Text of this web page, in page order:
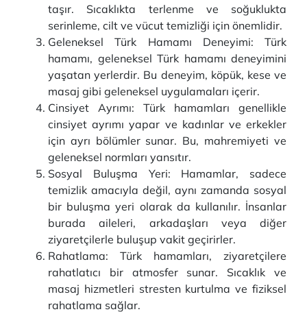
taşır. Sıcaklıkta terlenme ve soğuklukta
serinleme, cilt ve vücut temizliği için önemlidir.
Geleneksel Türk Hamamı Deneyimi: Türk
hamamı, geleneksel Türk hamamı deneyimini
yaşatan yerlerdir. Bu deneyim, köpük, kese ve
masaj gibi geleneksel uygulamaları içerir.
Cinsiyet Ayrımı: Türk hamamları genellikle
cinsiyet ayrımı yapar ve kadınlar ve erkekler
için ayrı bölümler sunar. Bu, mahremiyeti ve
geleneksel normları yansıtır.
Sosyal Buluşma Yeri: Hamamlar, sadece
temizlik amacıyla değil, aynı zamanda sosyal
bir buluşma yeri olarak da kullanılır. İnsanlar
burada aileleri, arkadaşları veya diğer
ziyaretçilerle buluşup vakit geçirirler.
Rahatlama: Türk hamamları, ziyaretçilere
rahatlatıcı bir atmosfer sunar. Sıcaklık ve
masaj hizmetleri stresten kurtulma ve fiziksel
rahatlama sağlar.